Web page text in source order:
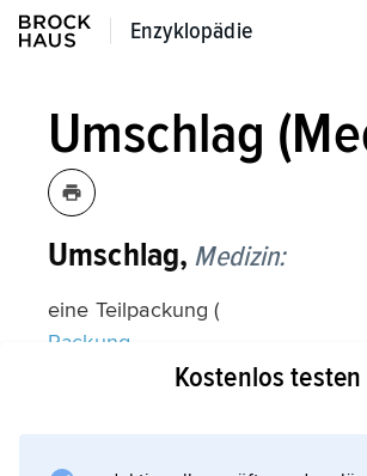
Enzyklopädie
Enzyklopädie
Umschlag
Umschlag, Medizin:
eine Teilpackung (
Packung
Kostenlos testen